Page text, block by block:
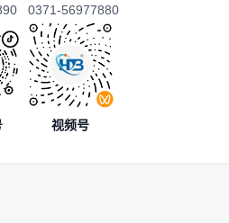
0371-56977880
视频号